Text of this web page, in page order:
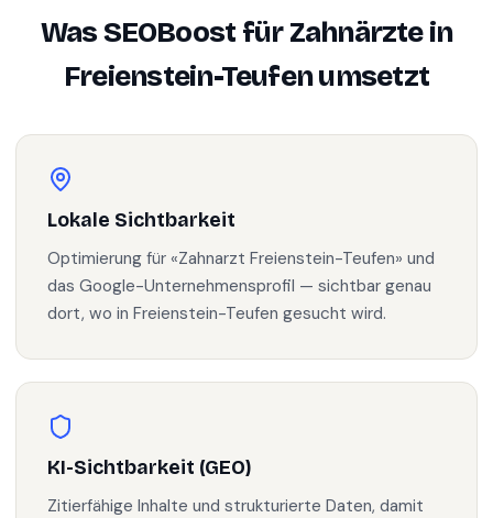
Was SEOBoost fürZahnärztein
Freienstein-Teufenumsetzt
Lokale Sichtbarkeit
Optimierung für «Zahnarzt Freienstein-Teufen» und
das Google-Unternehmensprofil — sichtbar genau
dort, wo in Freienstein-Teufen gesucht wird.
KI-Sichtbarkeit (GEO)
Zitierfähige Inhalte und strukturierte Daten, damit